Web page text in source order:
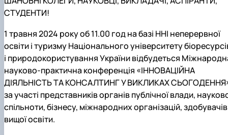
СТУДЕНТИ!
1 травня 2024 року об 11.00 год на базі ННІ неперервної
освіти і туризму Національного університету
і природокористування України відбудеться
науково-практична конференція «ІННОВАЦІЙНА
ДІЯЛЬНІСТЬ ТА КОНСАЛТИНГ У ВИКЛИКАХ
за участі представників органів публічної влади,
спільноти, бізнесу, міжнародних організацій, здобувачів
вищої освіти.